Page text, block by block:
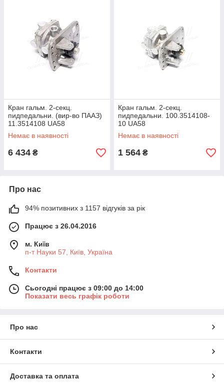
Кран гальм. 2-секц.
пидпедальни. (вир-во ПААЗ)
11.3514108 UA58
Немає в наявності
6 434 ₴
Кран гальм. 2-секц.
пидпедальни. 100.3514108-
10 UA58
Немає в наявності
1 564 ₴
Про нас
94% позитивних з 1157 відгуків за рік
Працює з 26.04.2016
м. Київ
п-т Науки 57, Київ, Україна
Контакти
Сьогодні працює з 09:00 до 14:00
Показати весь графік роботи
Про нас
Контакти
Доставка та оплата